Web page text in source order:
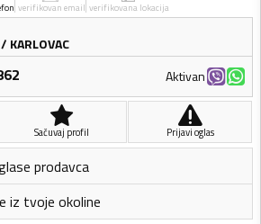
verifikovan email verifikovana lokacija
/ KARLOVAC
Aktivan
Sačuvaj profil Prijavi oglas
prodavca
iz tvoje okoline